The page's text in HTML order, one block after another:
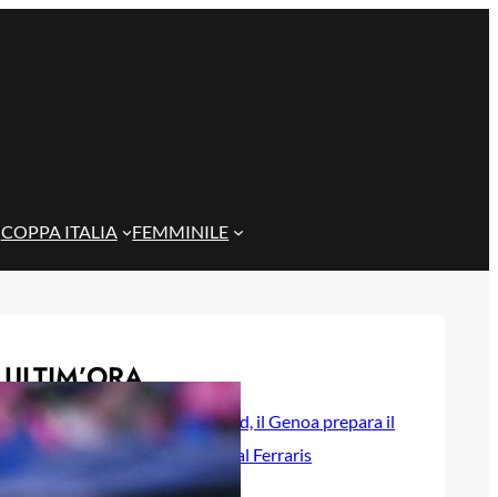
COPPA ITALIA FEMMINILE
ULTIM’ORA
Rientra Østigård, il Genoa prepara il
trittico di sfide al Ferraris
6 Agosto 2026